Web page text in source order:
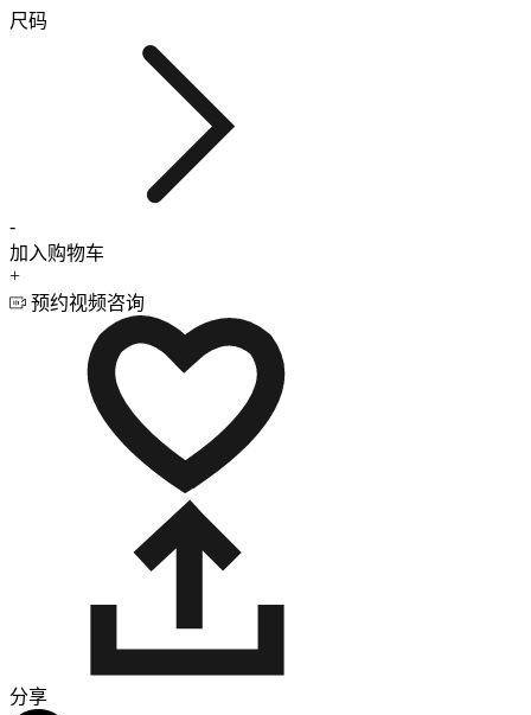
尺码
-
加入购物车
+
预约视频咨询
分享